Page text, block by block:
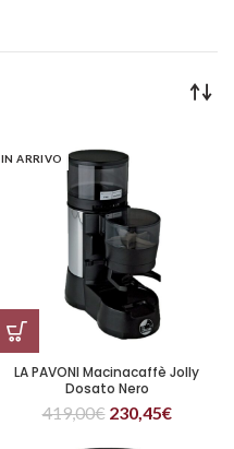
IN ARRIVO
LA PAVONI Macinacaffè Jolly
Dosato Nero
419,00€ 230,45€